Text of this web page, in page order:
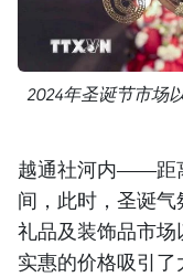
2024年圣诞节市场
越通社河内——距
间，此时，圣诞
礼品及装饰品市
实惠的价格吸引了